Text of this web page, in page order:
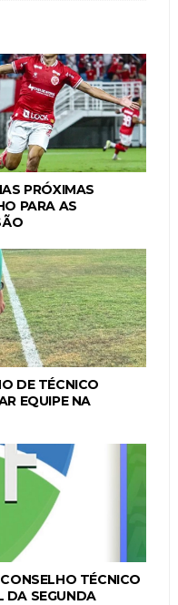
PRÓXIMAS
PARA AS
DE TÉCNICO
EQUIPE NA
TÉCNICO
DA SEGUNDA